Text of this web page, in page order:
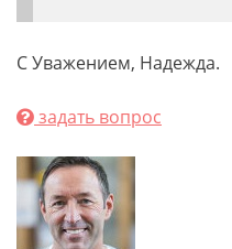
С Уважением, Надежда.
задать вопрос